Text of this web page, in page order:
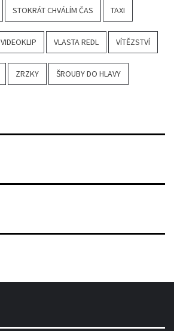
STOKRÁT CHVÁLÍM ČAS TAXI
VIDEOKLIP VLASTA REDL VÍTĚZSTVÍ
ZRZKY ŠROUBY DO HLAVY